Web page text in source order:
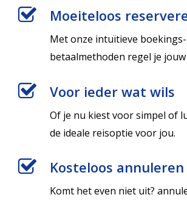
Moeiteloos
Met onze intuïtieve
betaalmethoden regel je
Voor ieder wat wils
Of je nu kiest voor simpel of
de ideale reisoptie voor jou.
Kosteloos annuleren
Komt het even niet uit?